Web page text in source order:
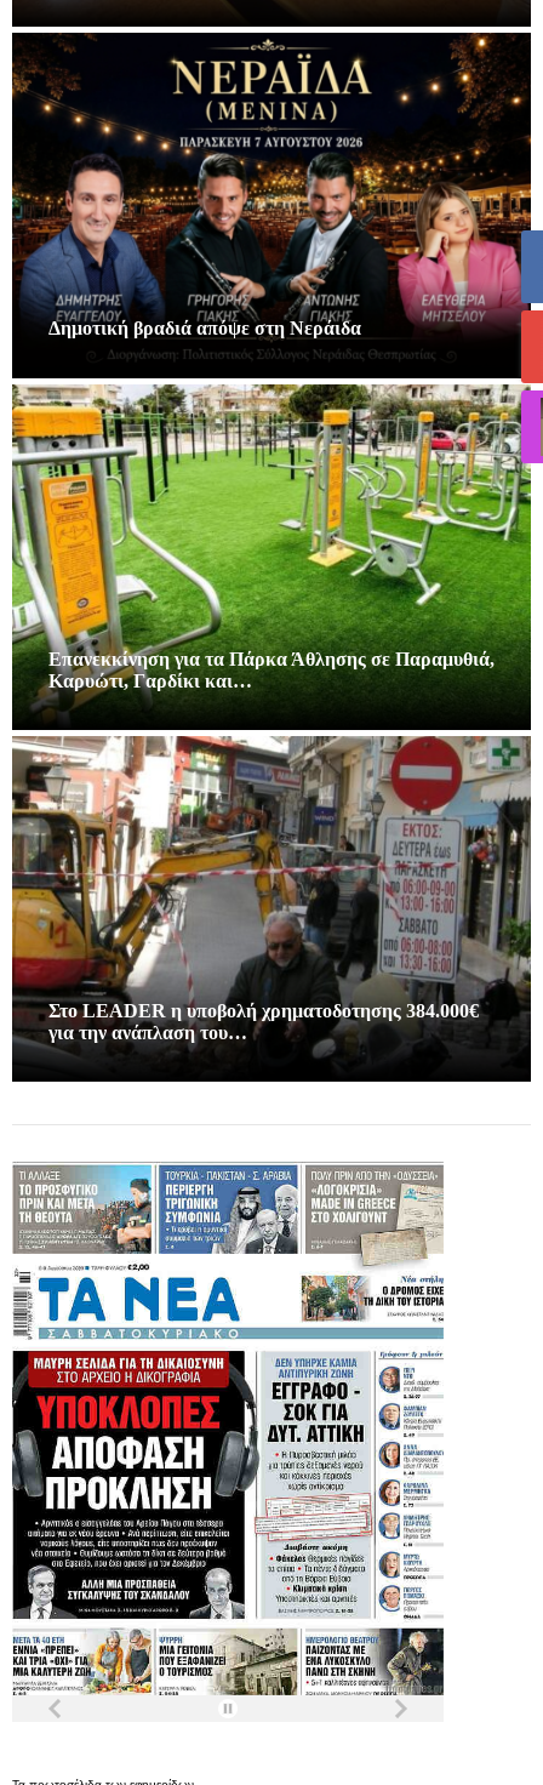
Δημοτική βραδιά απόψε στη Νεράιδα
Επανεκκίνηση για τα Πάρκα Άθλησης σε Παραμυθιά,
Καρυώτι, Γαρδίκι και…
Στο LEADER η υποβολή χρηματοδοτησης 384.000€
για την ανάπλαση του…